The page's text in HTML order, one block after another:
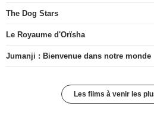
The Dog Stars
Le Royaume d'Orïsha
Jumanji : Bienvenue dans notre monde
Les films à venir les